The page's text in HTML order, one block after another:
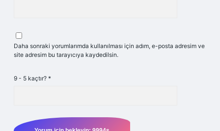
Daha sonraki yorumlarımda kullanılması için adım, e-posta adresim ve
site adresim bu tarayıcıya kaydedilsin.
9 - 5 kaçtır? *